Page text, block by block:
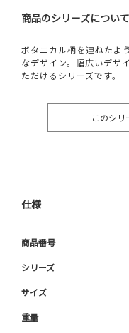
商品のシリーズについて
ボタニカル柄を連ねたよ
なデザイン。幅広いデザ
ただけるシリーズです。
このシリ
仕様
商品番号
シリーズ
サイズ
重量